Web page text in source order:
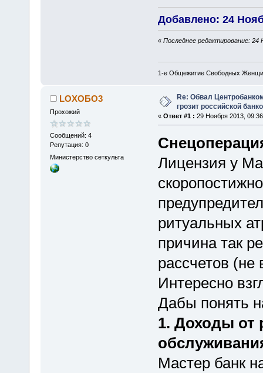
Добавлено: 24
« Последнее редактирование: 24
1-е Общежитие Свободных
LOXOБO3
Прохожий
Сообщений: 4
Репутация: 0
Министерство сеткульта
Re: Обвал
грозит российской
« Ответ #1 : 29 Ноября 2013,
Лицензия у
ритуальных
причина так
рассчетов (не
Интересно
Дабы понять
1. Доходы от
Мастер банк